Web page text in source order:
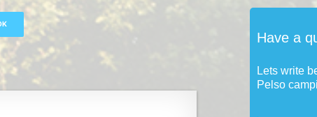
Have a
Lets write
Pelso